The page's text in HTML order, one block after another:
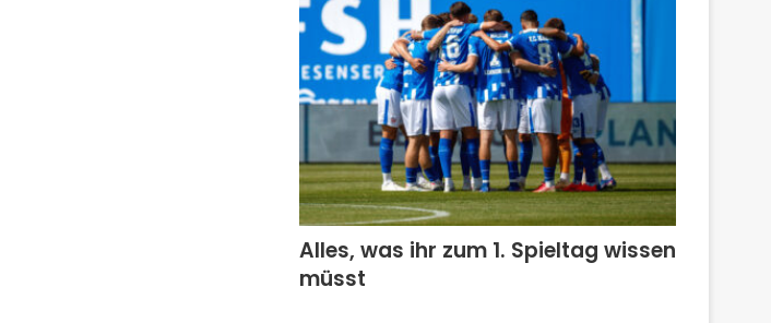
Alles, was ihr zum 1. Spieltag wissen
müsst